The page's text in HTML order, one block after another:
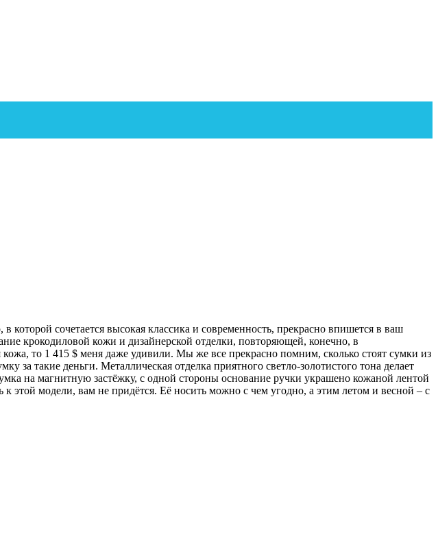
сочетается высокая классика и современность, прекрасно впишется в ваш
крокодиловой кожи и дизайнерской отделки, повторяющей, конечно, в
кожа, то 1 415 $ меня даже удивили. Мы же все прекрасно помним, сколько стоят сумки из
за такие деньги. Металлическая отделка приятного светло-золотистого тона делает
на магнитную застёжку, с одной стороны основание ручки украшено кожаной лентой
этой модели, вам не придётся. Её носить можно с чем угодно, а этим летом и весной – с